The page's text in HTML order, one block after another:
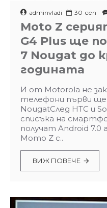
adminvladi 30 сеп
Moto Z
G4 Plus ще
7 Nougat до
годината
И от Motorola не
телефони първи ще
NougatСлед HTC и
списъка на
получат Android 7.0
Мото Z с..
ВИЖ ПОВЕЧЕ